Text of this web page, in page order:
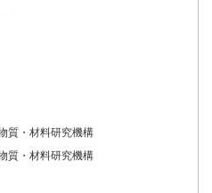
質・材料研究機構
質・材料研究機構